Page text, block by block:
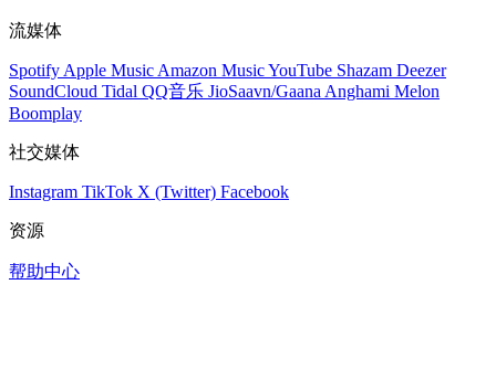
流媒体
Spotify Apple Music Amazon MusicYouTube Shazam Deezer
SoundCloud Tidal QQ音乐 JioSaavn/Gaana Anghami Melon
Boomplay
社交媒体
Instagram TikTok X (Twitter) Facebook
资源
帮助中心